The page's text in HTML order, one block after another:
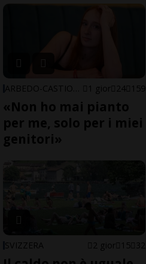
1 gior 24 159
«Non ho mai pianto
per me, solo per i miei
genitori»
SVIZZERA 2 gior 15 32